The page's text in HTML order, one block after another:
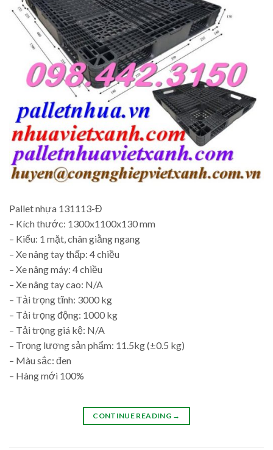
Pallet nhựa 131113-Đ
– Kích thước: 1300x1100x130 mm
– Kiểu: 1 mặt, chân giằng ngang
– Xe nâng tay thấp: 4 chiều
– Xe nâng máy: 4 chiều
– Xe nâng tay cao: N/A
– Tải trọng tĩnh: 3000 kg
– Tải trọng động: 1000 kg
– Tải trọng giá kệ: N/A
– Trọng lượng sản phẩm: 11.5kg (±0.5 kg)
– Màu sắc: đen
– Hàng mới 100%
CONTINUE READING →